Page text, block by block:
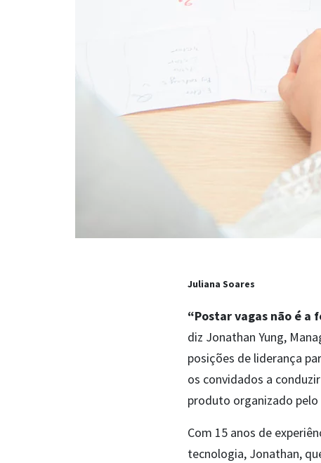
Juliana Soares
“Postar vagas não é
diz Jonathan Yung,
posições de liderança
os convidados a
produto organizado
Com 15 anos de
tecnologia, Jonathan,